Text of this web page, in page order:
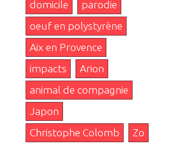
domicile
parodie
oeuf en polystyrène
Aix en Provence
impacts
Arion
animal de compagnie
Japon
Christophe Colomb
Zo